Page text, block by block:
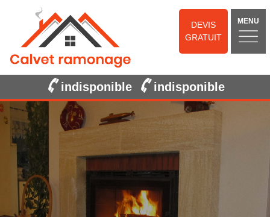
DEVIS
GRATUIT
MENU
indisponible indisponible